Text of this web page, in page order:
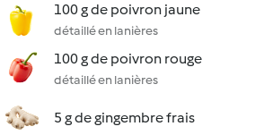
100 g de poivron jaune
détaillé en lanières
100 g de poivron rouge
détaillé en lanières
5 g de gingembre frais